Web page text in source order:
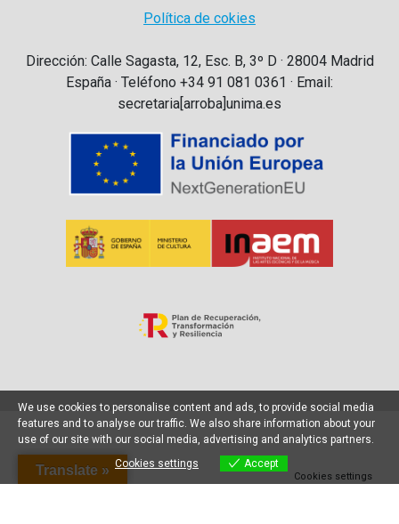
Política de cokies
Dirección: Calle Sagasta, 12, Esc. B, 3º D · 28004 Madrid
España · Teléfono +34 91 081 0361 · Email:
secretaria[arroba]unima.es
Translate »
We use cookies to personalise content and ads, to provide social media
features and to analyse our traffic. We also share information about your
use of our site with our social media, advertising and analytics partners.
Cookies settings
Accept
Cookies settings